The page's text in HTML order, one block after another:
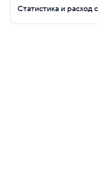
Как оценить
Статистика и расход